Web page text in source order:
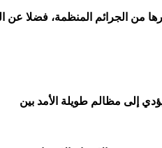
من الجرائم المنظمة، فضلا عن
إلى مظالم طويلة الأمد بين